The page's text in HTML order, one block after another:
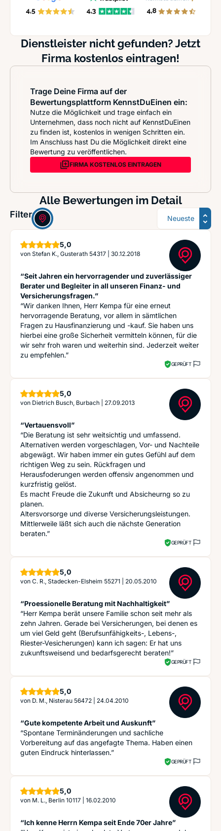
Dienstleister nicht gefunden? Jetzt
Firma kostenlos eintragen!
Trage Deine Firma auf der
Bewertungsplattform KennstDuEinen ein:
Nutze die Möglichkeit und trage einfach ein
Unternehmen, dass noch nicht auf KennstDuEinen
zu finden ist, kostenlos in wenigen Schritten ein.
Im Anschluss hast Du die Möglichkeit direkt eine
Bewertung zu veröffentlichen.
FIRMA KOSTENLOS EINTRAGEN
Alle Bewertungen im Detail
Filter: Sortierung
5,0Sterne
von Stefan K., Gusterath 54317 30.12.2018
“Seit Jahren ein hervorragender und zuverlässiger
Berater und Begleiter in all unseren Finanz- und
Versicherungsfragen.”
“Wir danken Ihnen, Herr Kempa für eine erneut
hervorragende Beratung, vor allem in sämtlichen
Fragen zu Hausfinanzierung und -kauf. Sie haben uns
hierbei eine große Sicherheit vermitteln können, für die
wir sehr froh waren und weiterhin sind. Jederzeit weiter
zu empfehlen.”
GEPRÜFT
5,0Sterne
von Dietrich Busch, Burbach 27.09.2013
“Vertauensvoll”
“Die Beratung ist sehr weitsichtig und umfassend.
Alternativen werden vorgeschlagen, Vor- und Nachteile
abgewägt. Wir haben immer ein gutes Gefühl auf dem
richtigen Weg zu sein. Rückfragen und
Herausfoderungen werden offensiv angenommen und
kurzfristig gelöst.
Es macht Freude die Zukunft und Absicheurng so zu
planen.
Altersvorsorge und diverse Versicherungsleistungen.
Mittlerweile läßt sich auch die nächste Generation
beraten.”
GEPRÜFT
5,0Sterne
von C. R., Stadecken-Elsheim 55271 20.05.2010
“Proessionelle Beratung mit Nachhaltigkeit”
“Herr Kempa berät unsere Familie schon seit mehr als
zehn Jahren. Gerade bei Versicherungen, bei denen es
um viel Geld geht (Berufsunfähigkeits-, Lebens-,
Riester-Vesicherungen) kann ich sagen: Er hat uns
zukunftsweisend und bedarfsgerecht beraten!”
GEPRÜFT
5,0Sterne
von D. M., Nisterau 56472 24.04.2010
“Gute kompetente Arbeit und Auskunft”
“Spontane Terminänderungen und sachliche
Vorbereitung auf das angefagte Thema. Haben einen
guten Eindruck hinterlassen.”
GEPRÜFT
5,0Sterne
von M. L., Berlin 10117 16.02.2010
“Ich kenne Herrn Kempa seit Ende 70er Jahre”